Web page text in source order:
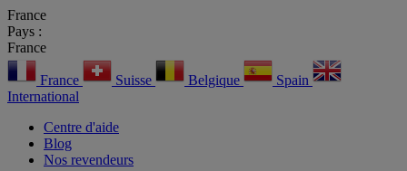
France
Pays :
France
France Suisse Belgique
Spain
International
Centre d'aide
Blog
Nos revendeurs